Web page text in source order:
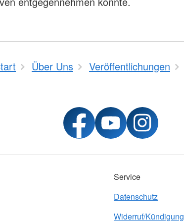
Über Uns Veröffentlichungen
Service
Datenschutz
Widerruf/Kündigung